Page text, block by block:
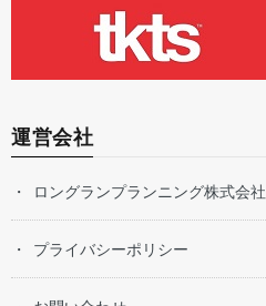
運営会社
ロングランプランニング株式会社
プライバシーポリシー